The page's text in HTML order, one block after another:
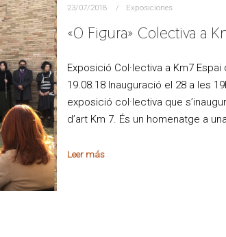
23/07/2018 Exposiciones
«0 Figura» Colectiva a
Exposició Col·lectiva a Km7 Espai
19.08.18 Inauguració el 28 a les
exposició col·lectiva que
d’art Km 7. És un homenatge a
Leer más